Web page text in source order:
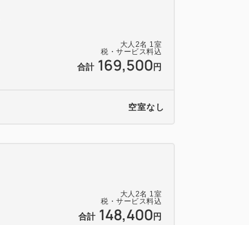
大人 2名 1室
税・サービス料込
合計 169,500 円
空室なし
大人 2名 1室
税・サービス料込
合計 148,400 円